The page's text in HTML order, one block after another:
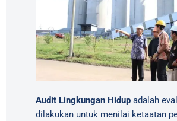
Audit Lingkungan Hidup adalah
dilakukan untuk menilai ketaatan